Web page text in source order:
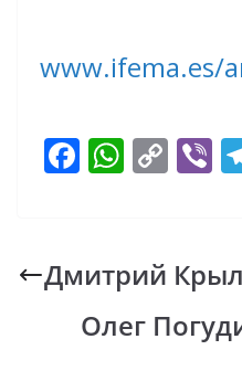
www.ifema.es/
F
b
o
o
W
s
A
p
C
y
Li
n
Vi
Дмитрий
Олег